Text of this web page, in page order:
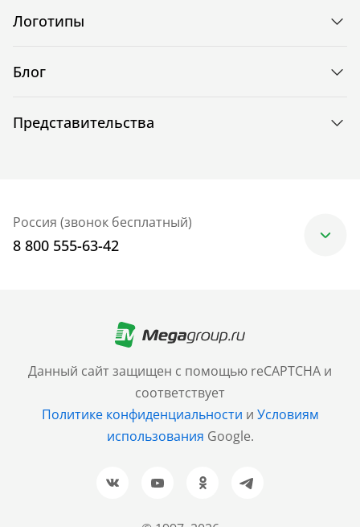
Данный сайт защищен с помощью reCAPTCHA и
соответствует
Политике конфиденциальности и Условиям
использования Google.
Логотипы
Блог
Представительства
Россия (звонок бесплатный)
8 800 555-63-42
+7 (499) 705-30-10
Санкт-Петербург
+7 (812) 600-77-33
Барнаул
+7 (961) 999-93-93
Новосибирск